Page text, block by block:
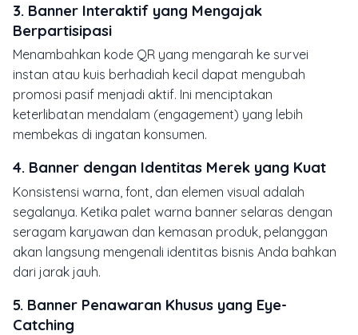
3. Banner Interaktif yang Mengajak
Berpartisipasi
Menambahkan kode QR yang mengarah ke survei
instan atau kuis berhadiah kecil dapat mengubah
promosi pasif menjadi aktif. Ini menciptakan
keterlibatan mendalam (engagement) yang lebih
membekas di ingatan konsumen.
4. Banner dengan Identitas Merek yang Kuat
Konsistensi warna, font, dan elemen visual adalah
segalanya. Ketika palet warna banner selaras dengan
seragam karyawan dan kemasan produk, pelanggan
akan langsung mengenali identitas bisnis Anda bahkan
dari jarak jauh.
5. Banner Penawaran Khusus yang Eye-
Catching